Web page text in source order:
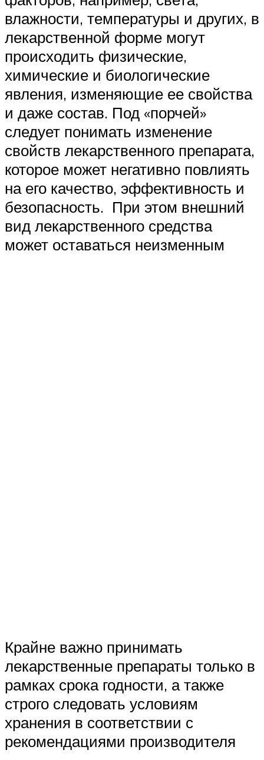
влажности, температуры и других, в
лекарственной форме могут
происходить физические,
химические и биологические
явления, изменяющие ее свойства
и даже состав. Под «порчей»
следует понимать изменение
свойств лекарственного препарата,
которое может негативно повлиять
на его качество, эффективность и
безопасность. При этом внешний
вид лекарственного средства
может оставаться неизменным
Крайне важно принимать
лекарственные препараты только в
рамках срока годности, а также
строго следовать условиям
хранения в соответствии с
рекомендациями производителя